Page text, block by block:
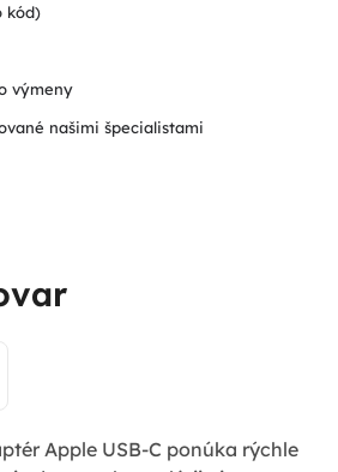
kód)
výmeny
našimi špecialistami
Apple USB-C ponúka rýchle